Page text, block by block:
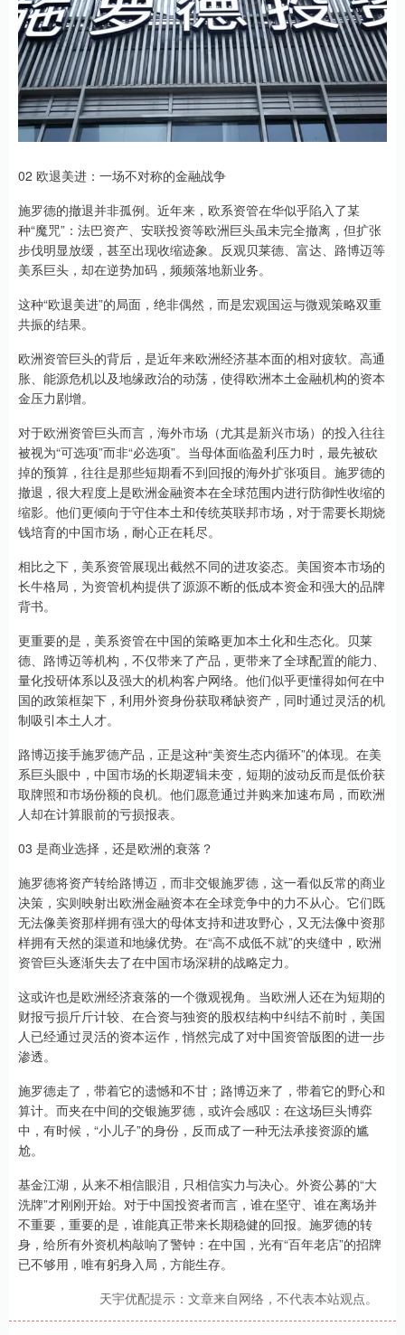
02 欧退美进：一场不对称的金融战争
施罗德的撤退并非孤例。近年来，欧系资管在华似乎陷入了某
种“魔咒”：法巴资产、安联投资等欧洲巨头虽未完全撤离，但扩张
步伐明显放缓，甚至出现收缩迹象。反观贝莱德、富达、路博迈等
美系巨头，却在逆势加码，频频落地新业务。
这种“欧退美进”的局面，绝非偶然，而是宏观国运与微观策略双重
共振的结果。
欧洲资管巨头的背后，是近年来欧洲经济基本面的相对疲软。高通
胀、能源危机以及地缘政治的动荡，使得欧洲本土金融机构的资本
金压力剧增。
对于欧洲资管巨头而言，海外市场（尤其是新兴市场）的投入往往
被视为“可选项”而非“必选项”。当母体面临盈利压力时，最先被砍
掉的预算，往往是那些短期看不到回报的海外扩张项目。施罗德的
撤退，很大程度上是欧洲金融资本在全球范围内进行防御性收缩的
缩影。他们更倾向于守住本土和传统英联邦市场，对于需要长期烧
钱培育的中国市场，耐心正在耗尽。
相比之下，美系资管展现出截然不同的进攻姿态。美国资本市场的
长牛格局，为资管机构提供了源源不断的低成本资金和强大的品牌
背书。
更重要的是，美系资管在中国的策略更加本土化和生态化。贝莱
德、路博迈等机构，不仅带来了产品，更带来了全球配置的能力、
量化投研体系以及强大的机构客户网络。他们似乎更懂得如何在中
国的政策框架下，利用外资身份获取稀缺资产，同时通过灵活的机
制吸引本土人才。
路博迈接手施罗德产品，正是这种“美资生态内循环”的体现。在美
系巨头眼中，中国市场的长期逻辑未变，短期的波动反而是低价获
取牌照和市场份额的良机。他们愿意通过并购来加速布局，而欧洲
人却在计算眼前的亏损报表。
03 是商业选择，还是欧洲的衰落？
施罗德将资产转给路博迈，而非交银施罗德，这一看似反常的商业
决策，实则映射出欧洲金融资本在全球竞争中的力不从心。它们既
无法像美资那样拥有强大的母体支持和进攻野心，又无法像中资那
样拥有天然的渠道和地缘优势。在“高不成低不就”的夹缝中，欧洲
资管巨头逐渐失去了在中国市场深耕的战略定力。
这或许也是欧洲经济衰落的一个微观视角。当欧洲人还在为短期的
财报亏损斤斤计较、在合资与独资的股权结构中纠结不前时，美国
人已经通过灵活的资本运作，悄然完成了对中国资管版图的进一步
渗透。
施罗德走了，带着它的遗憾和不甘；路博迈来了，带着它的野心和
算计。而夹在中间的交银施罗德，或许会感叹：在这场巨头博弈
中，有时候，“小儿子”的身份，反而成了一种无法承接资源的尴
尬。
基金江湖，从来不相信眼泪，只相信实力与决心。外资公募的“大
洗牌”才刚刚开始。对于中国投资者而言，谁在坚守、谁在离场并
不重要，重要的是，谁能真正带来长期稳健的回报。施罗德的转
身，给所有外资机构敲响了警钟：在中国，光有“百年老店”的招牌
已不够用，唯有躬身入局，方能生存。
天宇优配提示：文章来自网络，不代表本站观点。